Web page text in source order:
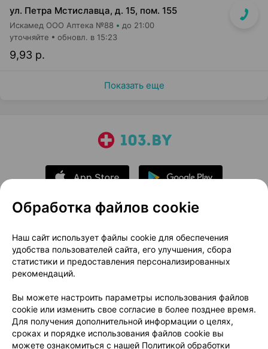
ул. Петра Мстиславца, д. 15, пом. 155
Искамед ООО Аптека №88 до 21:00
9,93 р.
уточняйте обновл. в 15:23
Показать еще
О проекте
Новости проекта
Размещение рекламы
Медицинский маркетинг
Публичный договор
Доставка
Способы оплаты
Вакансии
Партнеры
Написать руководителю 103.by
Написать в поддержку
Обработка файлов cookie
Наш сайт использует файлы cookie для обеспечения
удобства пользователей сайта, его улучшения, сбора
статистики и предоставления персонализированных
рекомендаций.
Вы можете настроить параметры использования файлов
cookie или изменить свое согласие в более позднее время.
Для получения дополнительной информации о целях,
сроках и порядке использования файлов cookie вы
можете ознакомиться с нашей Политикой обработки